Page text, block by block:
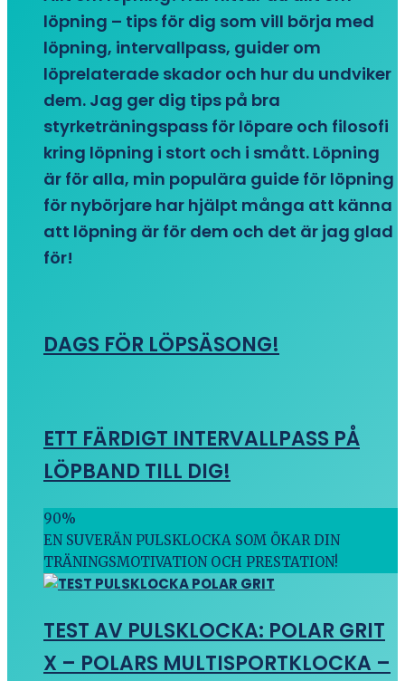
löpning – tips för dig som vill börja med
löpning, intervallpass, guider om
löprelaterade skador och hur du undviker
dem. Jag ger dig tips på bra
styrketräningspass för löpare och filosofi
kring löpning i stort och i smått. Löpning
är för alla, min populära guide för löpning
för nybörjare har hjälpt många att känna
att löpning är för dem och det är jag glad
för!
DAGS FÖR LÖPSÄSONG!
ETT FÄRDIGT INTERVALLPASS PÅ
LÖPBAND TILL DIG!
90%
EN SUVERÄN PULSKLOCKA SOM ÖKAR DIN
TRÄNINGSMOTIVATION OCH PRESTATION!
TEST AV PULSKLOCKA: POLAR GRIT
X – POLARS MULTISPORTKLOCKA –